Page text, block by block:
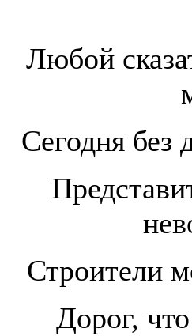
Любой
Сегодня без
Строители
Дорог,